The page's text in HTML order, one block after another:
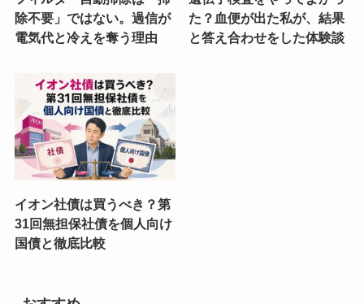
除不要」ではない。過信が
電気代と冷えを奪う理由
た？血便が出た私が、結果
と答え合わせをした体験談
イオン社債は買うべき？第
31回無担保社債を個人向け
国債と徹底比較